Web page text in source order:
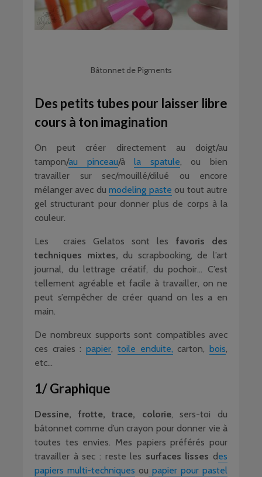
Bâtonnet de Pigments
Des petits tubes pour laisser libre
cours à ton imagination
On peut créer directement au doigt/au
tampon/au pinceau/àla spatule, ou bien
travailler sur sec/mouillé/dilué ou encore
mélanger avec dumodeling paste ou tout autre
gel structurant pour donner plus de corps à la
couleur.
Les craies Gelatos sont les favoris des
techniques mixtes, du scrapbooking, de l’art
journal, du lettrage créatif, du pochoir… C’est
tellement agréable et facile à travailler, on ne
peut s’empêcher de créer quand on les a en
main.
De nombreux supports sont compatibles avec
ces craies :papier, toile enduite, carton,bois,
etc…
1/ Graphique
Dessine, frotte, trace, colorie, sers-toi du
bâtonnet comme d’un crayon pour donner vie à
toutes tes envies. Mes papiers préférés pour
travailler à sec : reste les surfaces lisses des
papiers multi-techniques ou papier pour pastel